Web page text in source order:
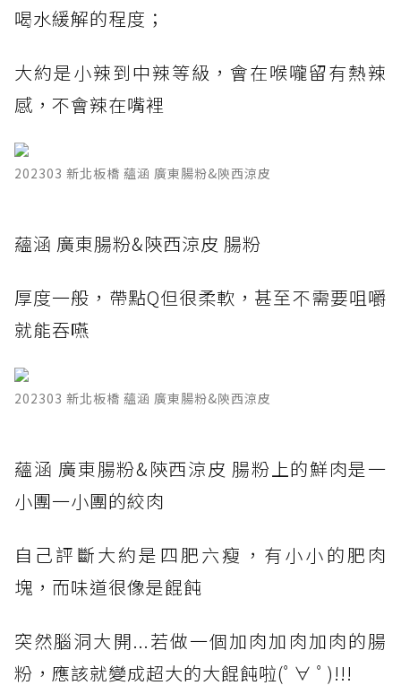
喝水緩解的程度；
大約是小辣到中辣等級，會在喉嚨留有熱辣
感，不會辣在嘴裡
202303 新北板橋 蘊涵 廣東腸粉&陝西涼皮
蘊涵 廣東腸粉&陝西涼皮 腸粉
厚度一般，帶點Q但很柔軟，甚至不需要咀嚼
就能吞嚥
202303 新北板橋 蘊涵 廣東腸粉&陝西涼皮
蘊涵 廣東腸粉&陝西涼皮 腸粉上的鮮肉是一
小團一小團的絞肉
自己評斷大約是四肥六瘦，有小小的肥肉
塊，而味道很像是餛飩
突然腦洞大開...若做一個加肉加肉加肉的腸
粉，應該就變成超大的大餛飩啦(ﾟ∀ ﾟ)!!!